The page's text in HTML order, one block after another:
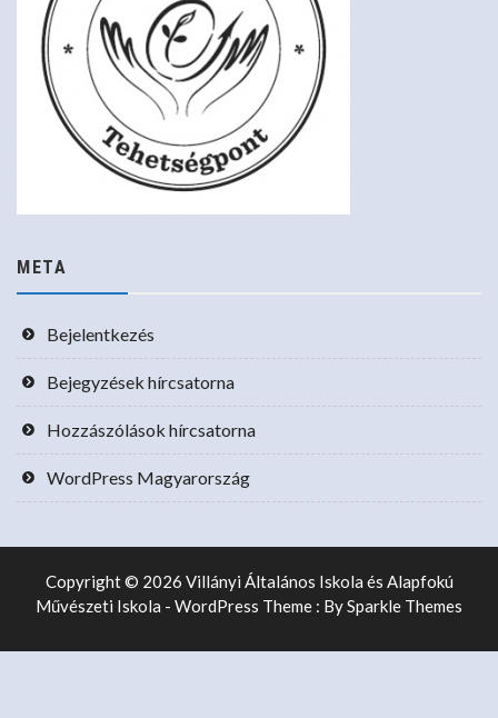
META
Bejelentkezés
Bejegyzések hírcsatorna
Hozzászólások hírcsatorna
WordPress Magyarország
Copyright © 2026 Villányi Általános Iskola és Alapfokú
Művészeti Iskola - WordPress Theme : BySparkle Themes